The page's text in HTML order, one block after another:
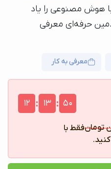
هوش مصنوعی را یاد
حرفه‌ای معرفی
معرفی به کار
12 : 13 : 49
فقط با